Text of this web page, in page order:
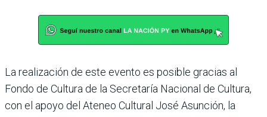
La realización de este evento es posible gracias al
Fondo de Cultura de la Secretaría Nacional de Cultura,
con el apoyo del Ateneo Cultural José Asunción, la